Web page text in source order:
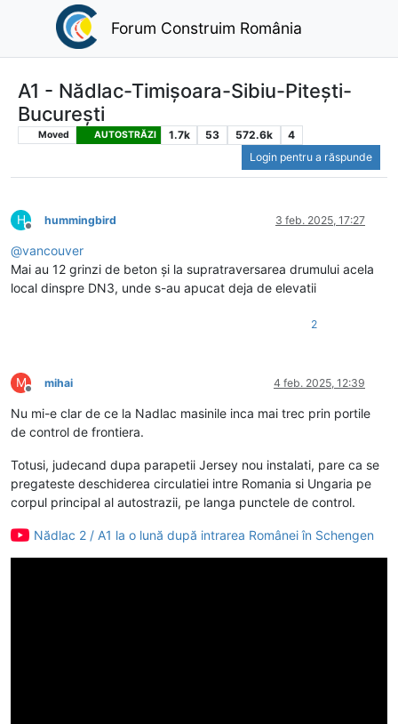
Forum Construim România
A1 - Nădlac-Timișoara-Sibiu-Pitești-
București
Moved AUTOSTRĂZI 1.7k 53 572.6k
4
Login pentru a răspunde
H
Deconectat
hummingbird 3 feb. 2025, 17:27
@vancouver
Mai au 12 grinzi de beton și la supratraversarea drumului acela
local dinspre DN3, unde s-au apucat deja de elevatii
2
M
Deconectat
mihai 4 feb. 2025, 12:39
Nu mi-e clar de ce la Nadlac masinile inca mai trec prin portile
de control de frontiera.
Totusi, judecand dupa parapetii Jersey nou instalati, pare ca se
pregateste deschiderea circulatiei intre Romania si Ungaria pe
corpul principal al autostrazii, pe langa punctele de control.
Nădlac 2 / A1 la o lună după intrarea Românei în Schengen